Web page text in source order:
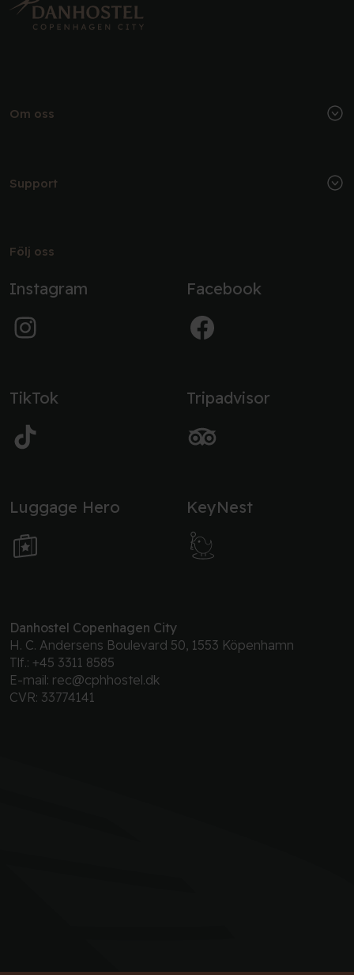
Om oss
Support
Följ oss
Instagram Facebook
TikTok Tripadvisor
Luggage Hero KeyNest
Danhostel Copenhagen City
H. C. Andersens Boulevard 50, 1553 Köpenhamn
Tlf.: +45 3311 8585
E-mail: rec@cphhostel.dk
CVR: 33774141